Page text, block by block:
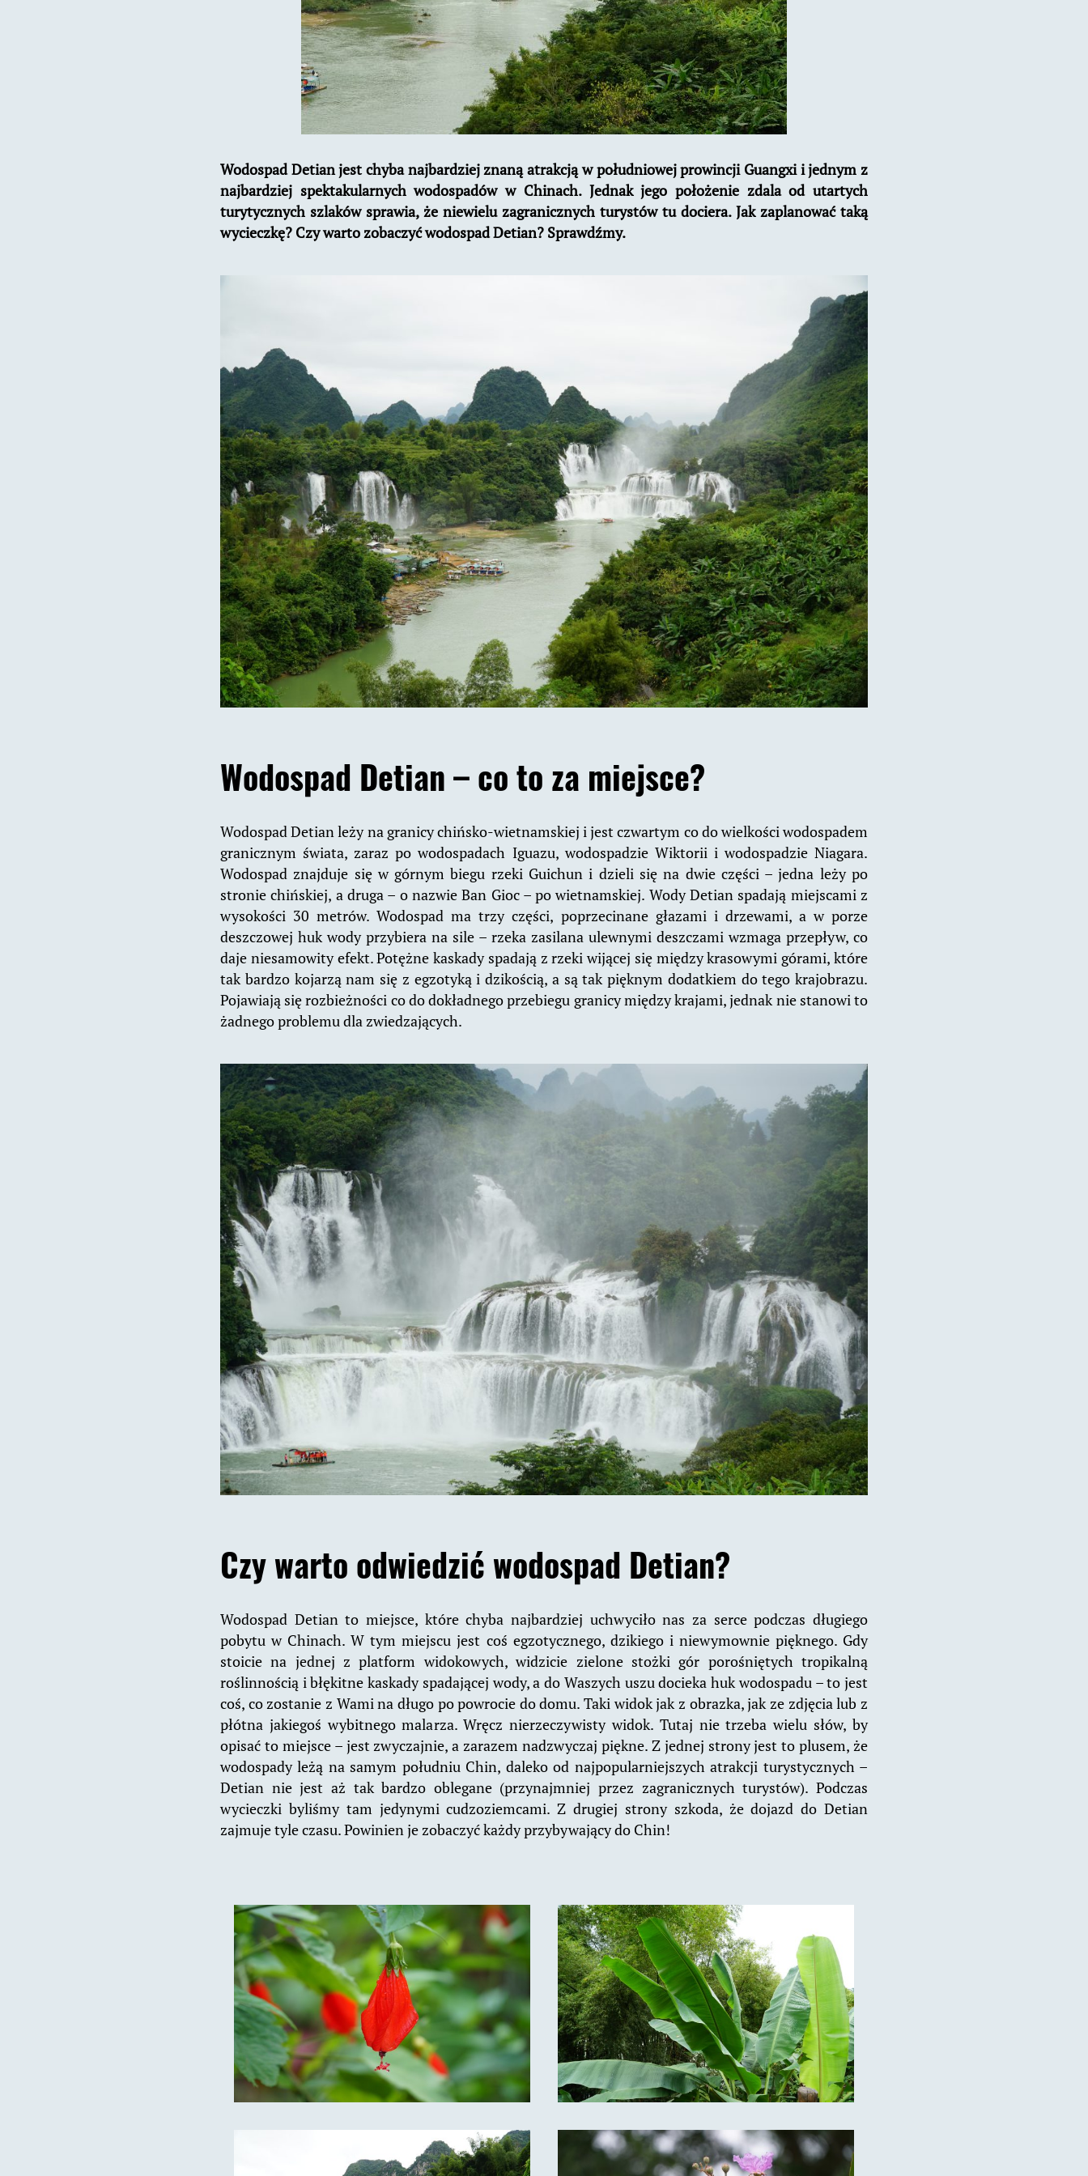
Wodospad Detian jest chyba najbardziej znaną atrakcją w południowej prowincji Guangxi i jednym z
najbardziej spektakularnych wodospadów w Chinach. Jednak jego położenie zdala od utartych
turytycznych szlaków sprawia, że niewielu zagranicznych turystów tu dociera. Jak zaplanować taką
wycieczkę? Czy warto zobaczyć wodospad Detian? Sprawdźmy.
Wodospad Detian – co to za miejsce?
Wodospad Detian leży na granicy chińsko-wietnamskiej i jest czwartym co do wielkości wodospadem
granicznym świata, zaraz po wodospadach Iguazu, wodospadzie Wiktorii i wodospadzie Niagara.
Wodospad znajduje się w górnym biegu rzeki Guichun i dzieli się na dwie części – jedna leży po
stronie chińskiej, a druga – o nazwie Ban Gioc – po wietnamskiej. Wody Detian spadają miejscami z
wysokości 30 metrów. Wodospad ma trzy części, poprzecinane głazami i drzewami, a w porze
deszczowej huk wody przybiera na sile – rzeka zasilana ulewnymi deszczami wzmaga przepływ, co
daje niesamowity efekt. Potężne kaskady spadają z rzeki wijącej się między krasowymi górami, które
tak bardzo kojarzą nam się z egzotyką i dzikością, a są tak pięknym dodatkiem do tego krajobrazu.
Pojawiają się rozbieżności co do dokładnego przebiegu granicy między krajami, jednak nie stanowi to
żadnego problemu dla zwiedzających.
Czy warto odwiedzić wodospad Detian?
Wodospad Detian to miejsce, które chyba najbardziej uchwyciło nas za serce podczas długiego
pobytu w Chinach. W tym miejscu jest coś egzotycznego, dzikiego i niewymownie pięknego. Gdy
stoicie na jednej z platform widokowych, widzicie zielone stożki gór porośniętych tropikalną
roślinnością i błękitne kaskady spadającej wody, a do Waszych uszu docieka huk wodospadu – to jest
coś, co zostanie z Wami na długo po powrocie do domu. Taki widok jak z obrazka, jak ze zdjęcia lub z
płótna jakiegoś wybitnego malarza. Wręcz nierzeczywisty widok. Tutaj nie trzeba wielu słów, by
opisać to miejsce – jest zwyczajnie, a zarazem nadzwyczaj piękne. Z jednej strony jest to plusem, że
wodospady leżą na samym południu Chin, daleko od najpopularniejszych atrakcji turystycznych –
Detian nie jest aż tak bardzo oblegane (przynajmniej przez zagranicznych turystów). Podczas
wycieczki byliśmy tam jedynymi cudzoziemcami. Z drugiej strony szkoda, że dojazd do Detian
zajmuje tyle czasu. Powinien je zobaczyć każdy przybywający do Chin!